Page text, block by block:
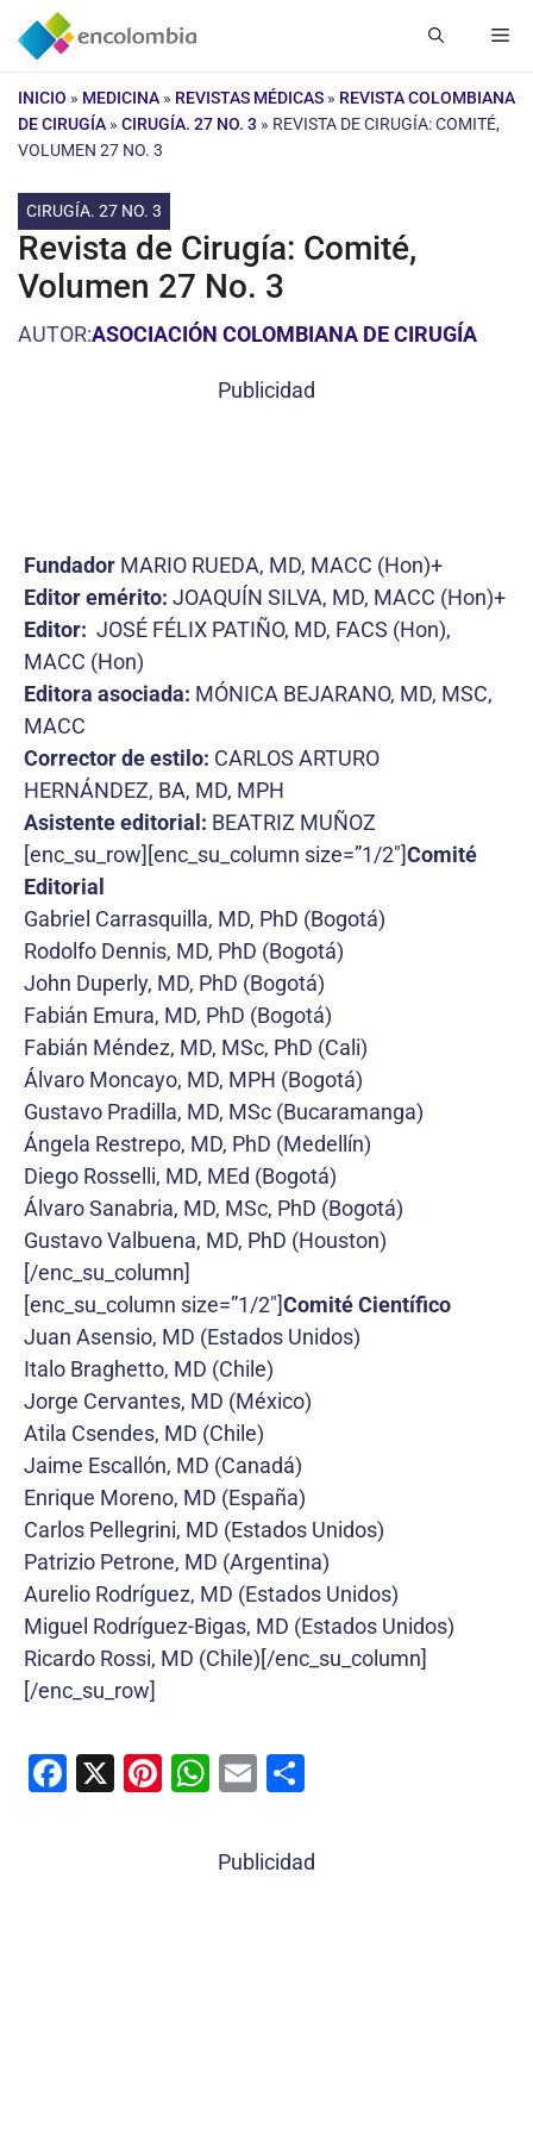
Saltar
INICIO » MEDICINA » REVISTAS MÉDICAS » REVISTA COLOMBIANA
DE CIRUGÍA » CIRUGÍA. 27 NO. 3 » REVISTA DE CIRUGÍA: COMITÉ,
VOLUMEN 27 NO. 3
CIRUGÍA. 27 NO. 3
Revista de Cirugía: Comité,
Volumen 27 No. 3
AUTOR:ASOCIACIÓN COLOMBIANA DE CIRUGÍA
Publicidad
Fundador MARIO RUEDA, MD, MACC (Hon)+
Editor emérito: JOAQUÍN SILVA, MD, MACC (Hon)+
Editor: JOSÉ FÉLIX PATIÑO, MD, FACS (Hon),
MACC (Hon)
Editora asociada: MÓNICA BEJARANO, MD, MSC,
MACC
Corrector de estilo: CARLOS ARTURO
HERNÁNDEZ, BA, MD, MPH
Asistente editorial: BEATRIZ MUÑOZ
[enc_su_row][enc_su_column size=”1/2″]Comité
Editorial
Gabriel Carrasquilla, MD, PhD (Bogotá)
Rodolfo Dennis, MD, PhD (Bogotá)
John Duperly, MD, PhD (Bogotá)
Fabián Emura, MD, PhD (Bogotá)
Fabián Méndez, MD, MSc, PhD (Cali)
Álvaro Moncayo, MD, MPH (Bogotá)
Gustavo Pradilla, MD, MSc (Bucaramanga)
Ángela Restrepo, MD, PhD (Medellín)
Diego Rosselli, MD, MEd (Bogotá)
Álvaro Sanabria, MD, MSc, PhD (Bogotá)
Gustavo Valbuena, MD, PhD (Houston)
[/enc_su_column]
[enc_su_column size=”1/2″]Comité Científico
Juan Asensio, MD (Estados Unidos)
Italo Braghetto, MD (Chile)
Jorge Cervantes, MD (México)
Atila Csendes, MD (Chile)
Jaime Escallón, MD (Canadá)
Enrique Moreno, MD (España)
Carlos Pellegrini, MD (Estados Unidos)
Patrizio Petrone, MD (Argentina)
Aurelio Rodríguez, MD (Estados Unidos)
Miguel Rodríguez-Bigas, MD (Estados Unidos)
Ricardo Rossi, MD (Chile)[/enc_su_column]
[/enc_su_row]
F
X
Pi W
at
E
ai m
Publicidad